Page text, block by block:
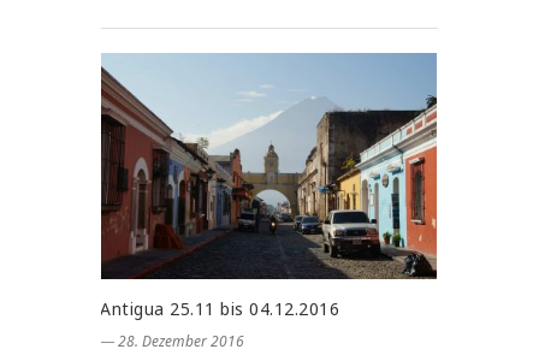
Antigua 25.11 bis 04.12.2016
― 28. Dezember 2016